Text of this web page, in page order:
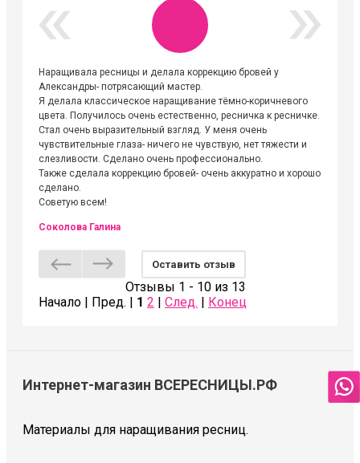
Наращивала ресницы и делала коррекцию бровей у
Александры- потрясающий мастер.
Я делала классическое наращивание тёмно-коричневого
цвета. Получилось очень естественно, ресничка к ресничке.
Стал очень выразительный взгляд. У меня очень
чувствительные глаза- ничего не чувствую, нет тяжести и
слезливости. Сделано очень профессионально.
Также сделала коррекцию бровей- очень аккуратно и хорошо
сделано.
Советую всем!
Соколова Галина
Оставить отзыв
Отзывы 1 - 10 из 13
Начало | Пред. | 1 2 | След. | Конец
Интернет-магазин ВСЕРЕСНИЦЫ.РФ
Материалы для наращивания ресниц.